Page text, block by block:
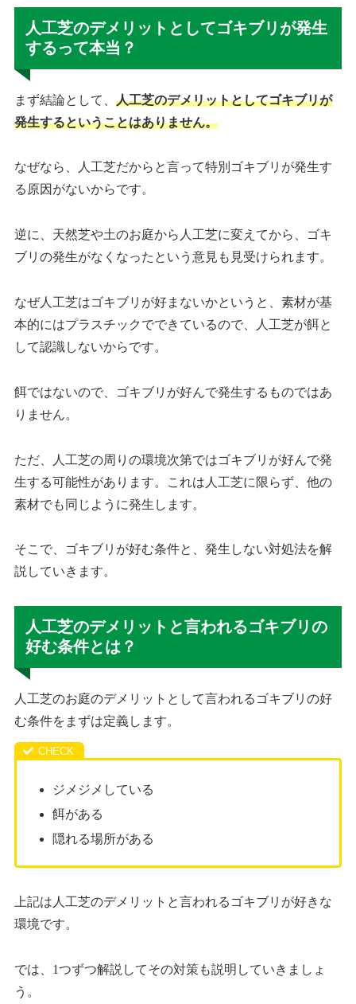
人工芝のデメリットとしてゴキブリが発生
するって本当？
まず結論として、人工芝のデメリットとしてゴキブリが
発生するということはありません。
なぜなら、人工芝だからと言って特別ゴキブリが発生す
る原因がないからです。
逆に、天然芝や土のお庭から人工芝に変えてから、ゴキ
ブリの発生がなくなったという意見も見受けられます。
なぜ人工芝はゴキブリが好まないかというと、素材が基
本的にはプラスチックでできているので、人工芝が餌と
して認識しないからです。
餌ではないので、ゴキブリが好んで発生するものではあ
りません。
ただ、人工芝の周りの環境次第ではゴキブリが好んで発
生する可能性があります。これは人工芝に限らず、他の
素材でも同じように発生します。
そこで、ゴキブリが好む条件と、発生しない対処法を解
説していきます。
人工芝のデメリットと言われるゴキブリの
好む条件とは？
人工芝のお庭のデメリットとして言われるゴキブリの好
む条件をまずは定義します。
ジメジメしている
餌がある
隠れる場所がある
上記は人工芝のデメリットと言われるゴキブリが好きな
環境です。
では、1つずつ解説してその対策も説明していきましょ
う。